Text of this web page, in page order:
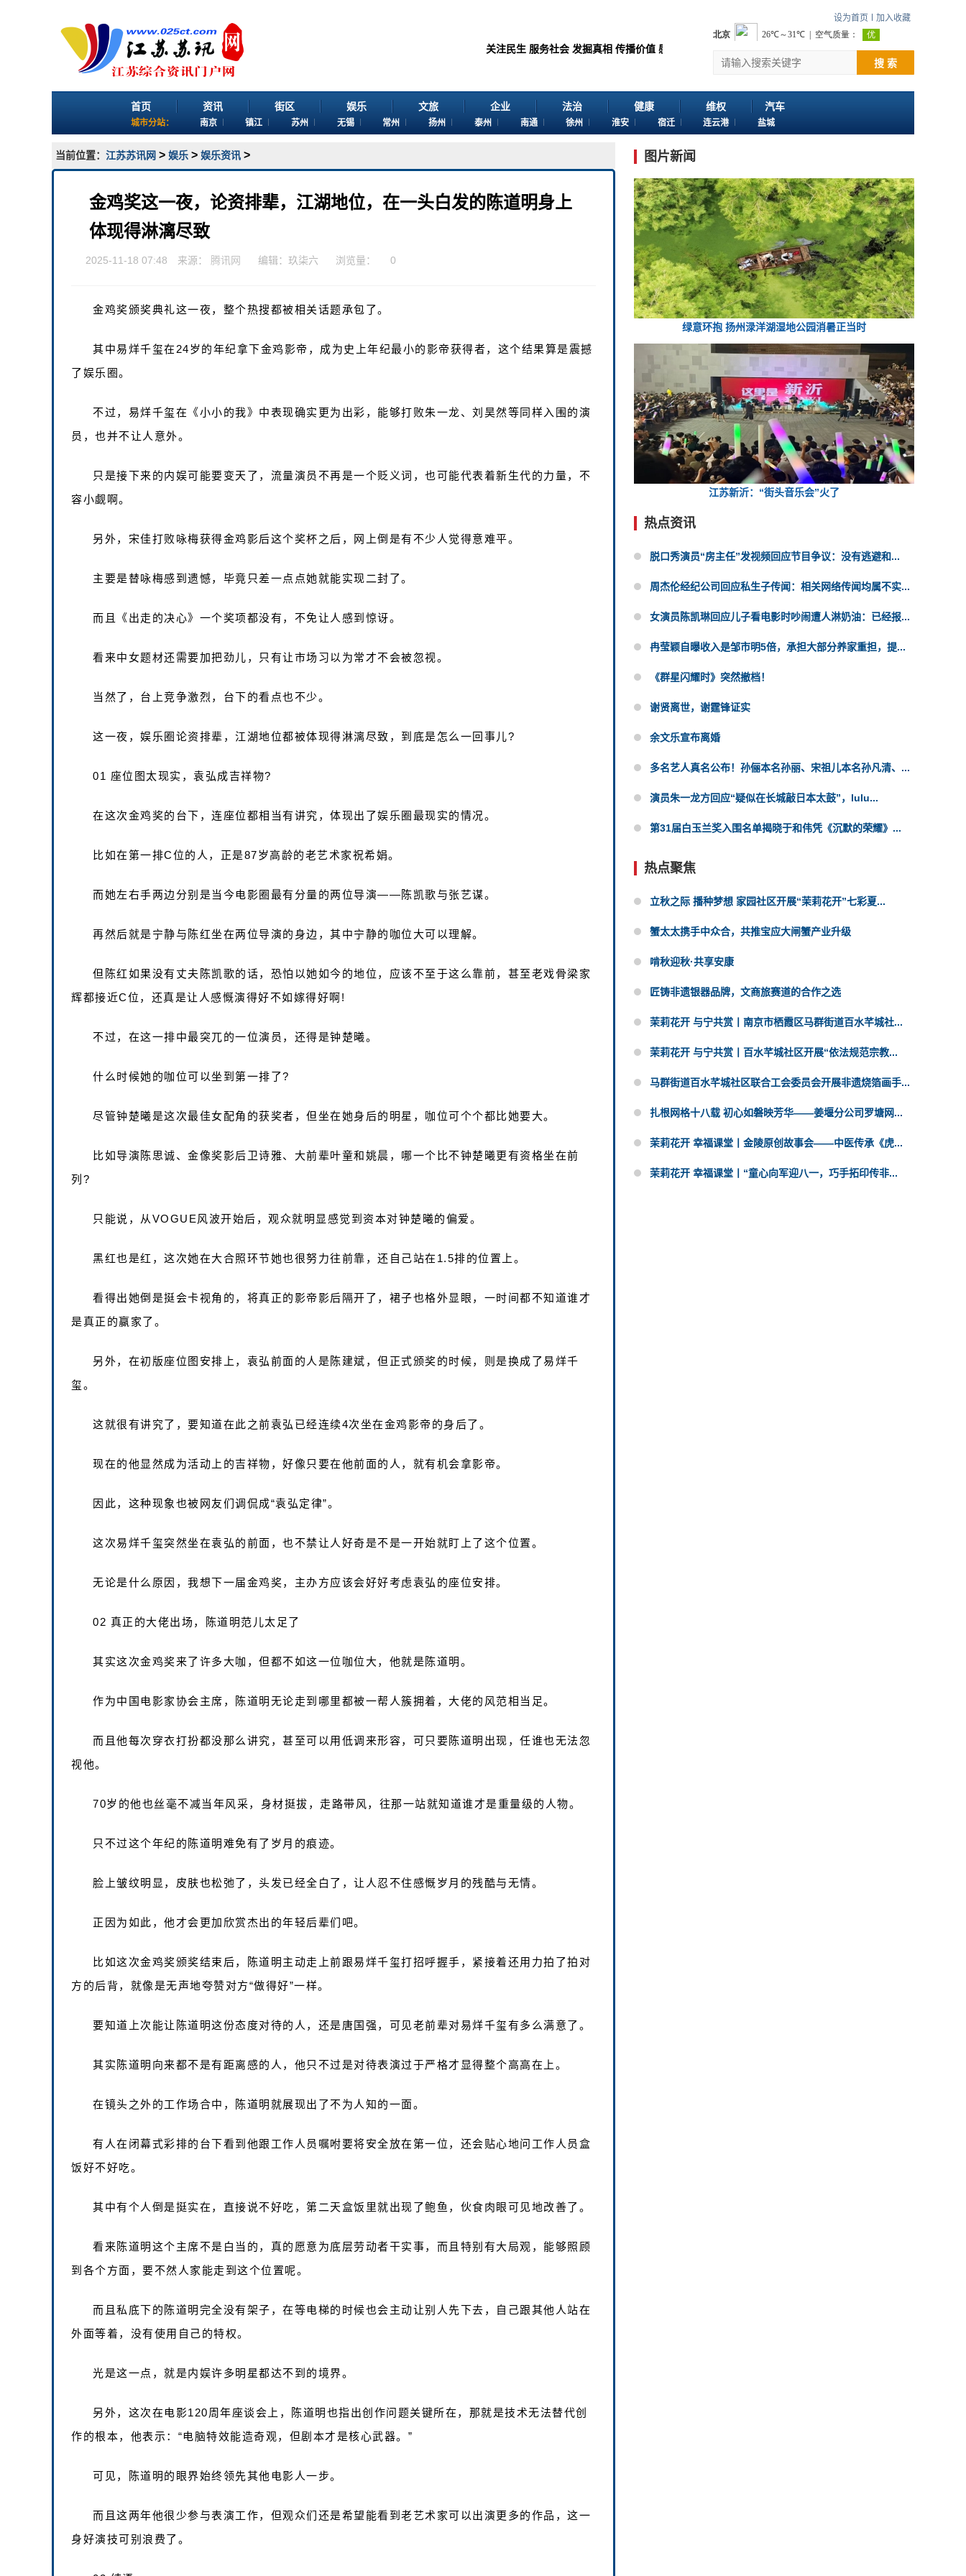
设为首页 加入收藏
关注民生 服务社会 发掘真相 传播价值 感谢您浏览江苏苏讯网。 欢迎投稿：邮箱724922822@qq.com 客服
搜 索
首页 资讯 街区 娱乐 文旅 企业 法治 健康 维权 汽车
城市分站： 南京 镇江 苏州 无锡 常州 扬州 泰州 南通 徐州 淮安 宿迁 连云港 盐城
当前位置： 江苏苏讯网 > 娱乐 > 娱乐资讯 >
金鸡奖这一夜，论资排辈，江湖地位，在一头白发的陈道明身上
体现得淋漓尽致
2025-11-18 07:48 来源： 腾讯网 编辑：玖柒六 浏览量： 0
金鸡奖颁奖典礼这一夜，整个热搜都被相关话题承包了。
其中易烊千玺在24岁的年纪拿下金鸡影帝，成为史上年纪最小的影帝获得者，这个结果算是震撼
了娱乐圈。
不过，易烊千玺在《小小的我》中表现确实更为出彩，能够打败朱一龙、刘昊然等同样入围的演
员，也并不让人意外。
只是接下来的内娱可能要变天了，流量演员不再是一个贬义词，也可能代表着新生代的力量，不
容小觑啊。
另外，宋佳打败咏梅获得金鸡影后这个奖杯之后，网上倒是有不少人觉得意难平。
主要是替咏梅感到遗憾，毕竟只差一点点她就能实现二封了。
而且《出走的决心》一个奖项都没有，不免让人感到惊讶。
看来中女题材还需要加把劲儿，只有让市场习以为常才不会被忽视。
当然了，台上竞争激烈，台下的看点也不少。
这一夜，娱乐圈论资排辈，江湖地位都被体现得淋漓尽致，到底是怎么一回事儿?
01 座位图太现实，袁弘成吉祥物?
在这次金鸡奖的台下，连座位都相当有讲究，体现出了娱乐圈最现实的情况。
比如在第一排C位的人，正是87岁高龄的老艺术家祝希娟。
而她左右手两边分别是当今电影圈最有分量的两位导演——陈凯歌与张艺谋。
再然后就是宁静与陈红坐在两位导演的身边，其中宁静的咖位大可以理解。
但陈红如果没有丈夫陈凯歌的话，恐怕以她如今的地位，应该不至于这么靠前，甚至老戏骨梁家
辉都接近C位，还真是让人感慨演得好不如嫁得好啊!
不过，在这一排中最突兀的一位演员，还得是钟楚曦。
什么时候她的咖位可以坐到第一排了?
尽管钟楚曦是这次最佳女配角的获奖者，但坐在她身后的明星，咖位可个个都比她要大。
比如导演陈思诚、金像奖影后卫诗雅、大前辈叶童和姚晨，哪一个比不钟楚曦更有资格坐在前
列?
只能说，从VOGUE风波开始后，观众就明显感觉到资本对钟楚曦的偏爱。
黑红也是红，这次她在大合照环节她也很努力往前靠，还自己站在1.5排的位置上。
看得出她倒是挺会卡视角的，将真正的影帝影后隔开了，裙子也格外显眼，一时间都不知道谁才
是真正的赢家了。
另外，在初版座位图安排上，袁弘前面的人是陈建斌，但正式颁奖的时候，则是换成了易烊千
玺。
这就很有讲究了，要知道在此之前袁弘已经连续4次坐在金鸡影帝的身后了。
现在的他显然成为活动上的吉祥物，好像只要在他前面的人，就有机会拿影帝。
因此，这种现象也被网友们调侃成“袁弘定律”。
这次易烊千玺突然坐在袁弘的前面，也不禁让人好奇是不是一开始就盯上了这个位置。
无论是什么原因，我想下一届金鸡奖，主办方应该会好好考虑袁弘的座位安排。
02 真正的大佬出场，陈道明范儿太足了
其实这次金鸡奖来了许多大咖，但都不如这一位咖位大，他就是陈道明。
作为中国电影家协会主席，陈道明无论走到哪里都被一帮人簇拥着，大佬的风范相当足。
而且他每次穿衣打扮都没那么讲究，甚至可以用低调来形容，可只要陈道明出现，任谁也无法忽
视他。
70岁的他也丝毫不减当年风采，身材挺拔，走路带风，往那一站就知道谁才是重量级的人物。
只不过这个年纪的陈道明难免有了岁月的痕迹。
脸上皱纹明显，皮肤也松弛了，头发已经全白了，让人忍不住感慨岁月的残酷与无情。
正因为如此，他才会更加欣赏杰出的年轻后辈们吧。
比如这次金鸡奖颁奖结束后，陈道明主动走上前跟易烊千玺打招呼握手，紧接着还用力拍了拍对
方的后背，就像是无声地夸赞对方“做得好”一样。
要知道上次能让陈道明这份态度对待的人，还是唐国强，可见老前辈对易烊千玺有多么满意了。
其实陈道明向来都不是有距离感的人，他只不过是对待表演过于严格才显得整个高高在上。
在镜头之外的工作场合中，陈道明就展现出了不为人知的一面。
有人在闭幕式彩排的台下看到他跟工作人员嘱咐要将安全放在第一位，还会贴心地问工作人员盒
饭好不好吃。
其中有个人倒是挺实在，直接说不好吃，第二天盒饭里就出现了鲍鱼，伙食肉眼可见地改善了。
看来陈道明这个主席不是白当的，真的愿意为底层劳动者干实事，而且特别有大局观，能够照顾
到各个方面，要不然人家能走到这个位置呢。
而且私底下的陈道明完全没有架子，在等电梯的时候也会主动让别人先下去，自己跟其他人站在
外面等着，没有使用自己的特权。
光是这一点，就是内娱许多明星都达不到的境界。
另外，这次在电影120周年座谈会上，陈道明也指出创作问题关键所在，那就是技术无法替代创
作的根本，他表示：“电脑特效能造奇观，但剧本才是核心武器。”
可见，陈道明的眼界始终领先其他电影人一步。
而且这两年他很少参与表演工作，但观众们还是希望能看到老艺术家可以出演更多的作品，这一
身好演技可别浪费了。
图片新闻
绿意环抱 扬州渌洋湖湿地公园消暑正当时
江苏新沂：“街头音乐会”火了
热点资讯
脱口秀演员“房主任”发视频回应节目争议：没有逃避和...
周杰伦经纪公司回应私生子传闻：相关网络传闻均属不实...
女演员陈凯琳回应儿子看电影时吵闹遭人淋奶油：已经报...
冉莹颖自曝收入是邹市明5倍，承担大部分养家重担，提...
《群星闪耀时》突然撤档！
谢贤离世，谢霆锋证实
余文乐宣布离婚
多名艺人真名公布！孙俪本名孙丽、宋祖儿本名孙凡清、...
演员朱一龙方回应“疑似在长城敲日本太鼓”，lulu...
第31届白玉兰奖入围名单揭晓于和伟凭《沉默的荣耀》...
热点聚焦
立秋之际 播种梦想 家园社区开展“茉莉花开”七彩夏...
蟹太太携手中众合，共推宝应大闸蟹产业升级
啃秋迎秋·共享安康
匠铸非遗银器品牌，文商旅赛道的合作之选
茉莉花开 与宁共赏丨南京市栖霞区马群街道百水芊城社...
茉莉花开 与宁共赏丨百水芊城社区开展“依法规范宗教...
马群街道百水芊城社区联合工会委员会开展非遗烧箔画手...
扎根网格十八载 初心如磐映芳华——姜堰分公司罗塘网...
茉莉花开 幸福课堂丨金陵原创故事会——中医传承《虎...
茉莉花开 幸福课堂丨“童心向军迎八一，巧手拓印传非...